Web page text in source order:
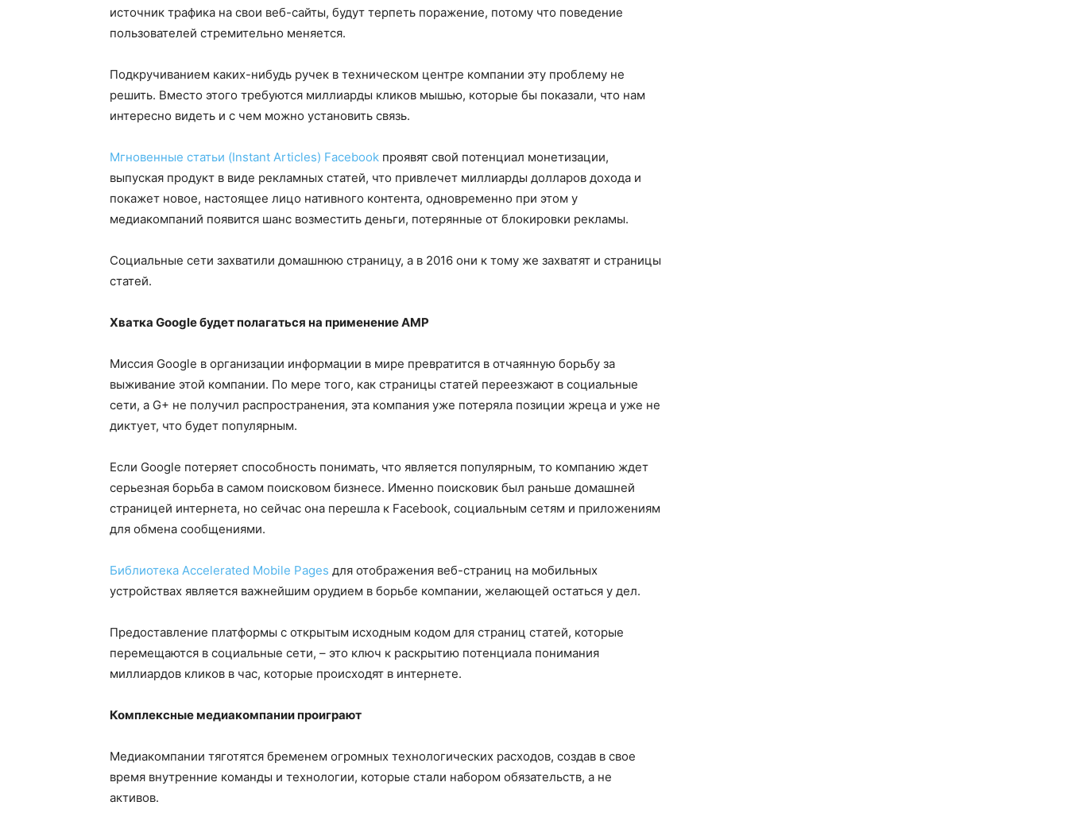
источник трафика на свои веб-сайты, будут терпеть поражение, потому что поведение
пользователей стремительно меняется.
Подкручиванием каких-нибудь ручек в техническом центре компании эту проблему не
решить. Вместо этого требуются миллиарды кликов мышью, которые бы показали, что нам
интересно видеть и с чем можно установить связь.
Мгновенные статьи (Instant Articles) Facebook проявят свой потенциал монетизации,
выпуская продукт в виде рекламных статей, что привлечет миллиарды долларов дохода и
покажет новое, настоящее лицо нативного контента, одновременно при этом у
медиакомпаний появится шанс возместить деньги, потерянные от блокировки рекламы.
Социальные сети захватили домашнюю страницу, а в 2016 они к тому же захватят и страницы
статей.
Хватка Google будет полагаться на применение AMP
Миссия Google в организации информации в мире превратится в отчаянную борьбу за
выживание этой компании. По мере того, как страницы статей переезжают в социальные
сети, а G+ не получил распространения, эта компания уже потеряла позиции жреца и уже не
диктует, что будет популярным.
Если Google потеряет способность понимать, что является популярным, то компанию ждет
серьезная борьба в самом поисковом бизнесе. Именно поисковик был раньше домашней
страницей интернета, но сейчас она перешла к Facebook, социальным сетям и приложениям
для обмена сообщениями.
Библиотека Accelerated Mobile Pages для отображения веб-страниц на мобильных
устройствах является важнейшим орудием в борьбе компании, желающей остаться у дел.
Предоставление платформы с открытым исходным кодом для страниц статей, которые
перемещаются в социальные сети, – это ключ к раскрытию потенциала понимания
миллиардов кликов в час, которые происходят в интернете.
Комплексные медиакомпании проиграют
Медиакомпании тяготятся бременем огромных технологических расходов, создав в свое
время внутренние команды и технологии, которые стали набором обязательств, а не
активов.